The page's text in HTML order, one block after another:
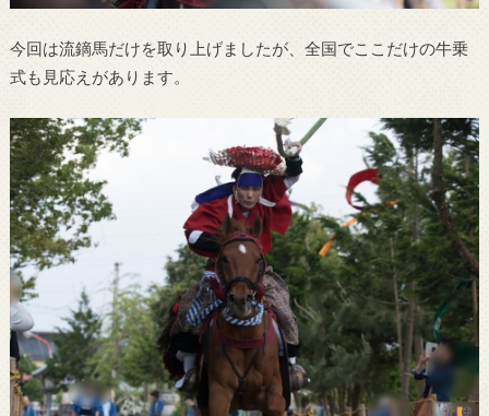
今回は流鏑馬だけを取り上げましたが、全国でここだけの牛乗
式も見応えがあります。